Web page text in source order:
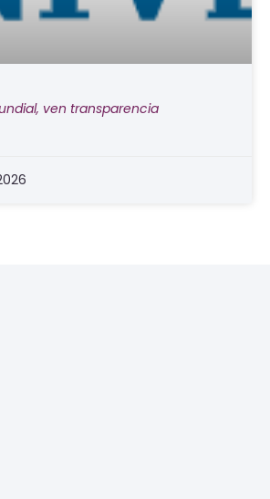
ven transparencia